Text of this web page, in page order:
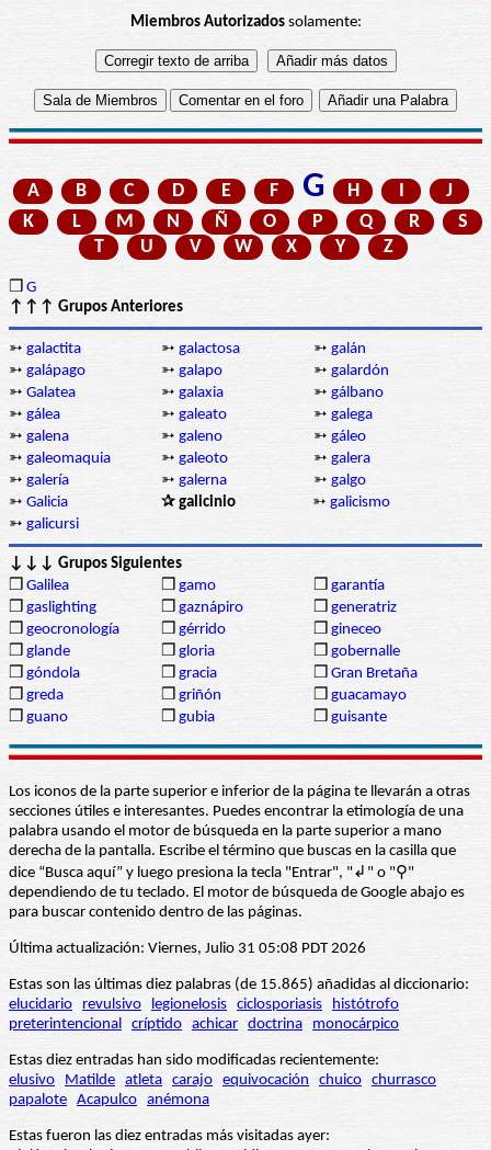
Miembros Autorizadossolamente:
A B C D E F G H I
J
K
L M N Ñ O P Q R
S
T
U V W X Y Z
❒ G
↑↑↑ Grupos Anteriores
➳ galactita ➳ galactosa ➳ galán
➳ galápago ➳ galapo ➳ galardón
➳ Galatea ➳ galaxia ➳ gálbano
➳ gálea ➳ galeato ➳ galega
➳ galena ➳ galeno ➳ gáleo
➳ galeomaquia ➳ galeoto ➳ galera
➳ galería ➳ galerna ➳ galgo
➳ Galicia ✰ galicinio ➳ galicismo
➳ galicursi
↓↓↓ Grupos Siguientes
❒ Galilea ❒ gamo ❒ garantía
❒ gaslighting ❒ gaznápiro ❒ generatriz
❒ geocronología ❒ gérrido ❒ gineceo
❒ glande ❒ gloria ❒ gobernalle
❒ góndola ❒ gracia ❒ Gran Bretaña
❒ greda ❒ griñón ❒ guacamayo
❒ guano ❒ gubia ❒ guisante
Los iconos de la parte superior e inferior de la página te llevarán a otras
secciones útiles e interesantes. Puedes encontrar la etimología de una
palabra usando el motor de búsqueda en la parte superior a mano
derecha de la pantalla. Escribe el término que buscas en la casilla que
dice “Busca aquí” y luego presiona la tecla "Entrar", "↲" o "⚲"
dependiendo de tu teclado. El motor de búsqueda de Google abajo es
para buscar contenido dentro de las páginas.
Última actualización: Viernes, Julio 31 05:08 PDT 2026
Estas son las últimas diez palabras (de 15.865) añadidas al diccionario:
elucidario
revulsivo legionelosis ciclosporiasis
histótrofo
preterintencional críptido achicar doctrina monocárpico
Estas diez entradas han sido modificadas recientemente:
elusivo
Matilde atleta carajo equivocación chuico churrasco
papalote Acapulco anémona
Estas fueron las diez entradas más visitadas ayer: